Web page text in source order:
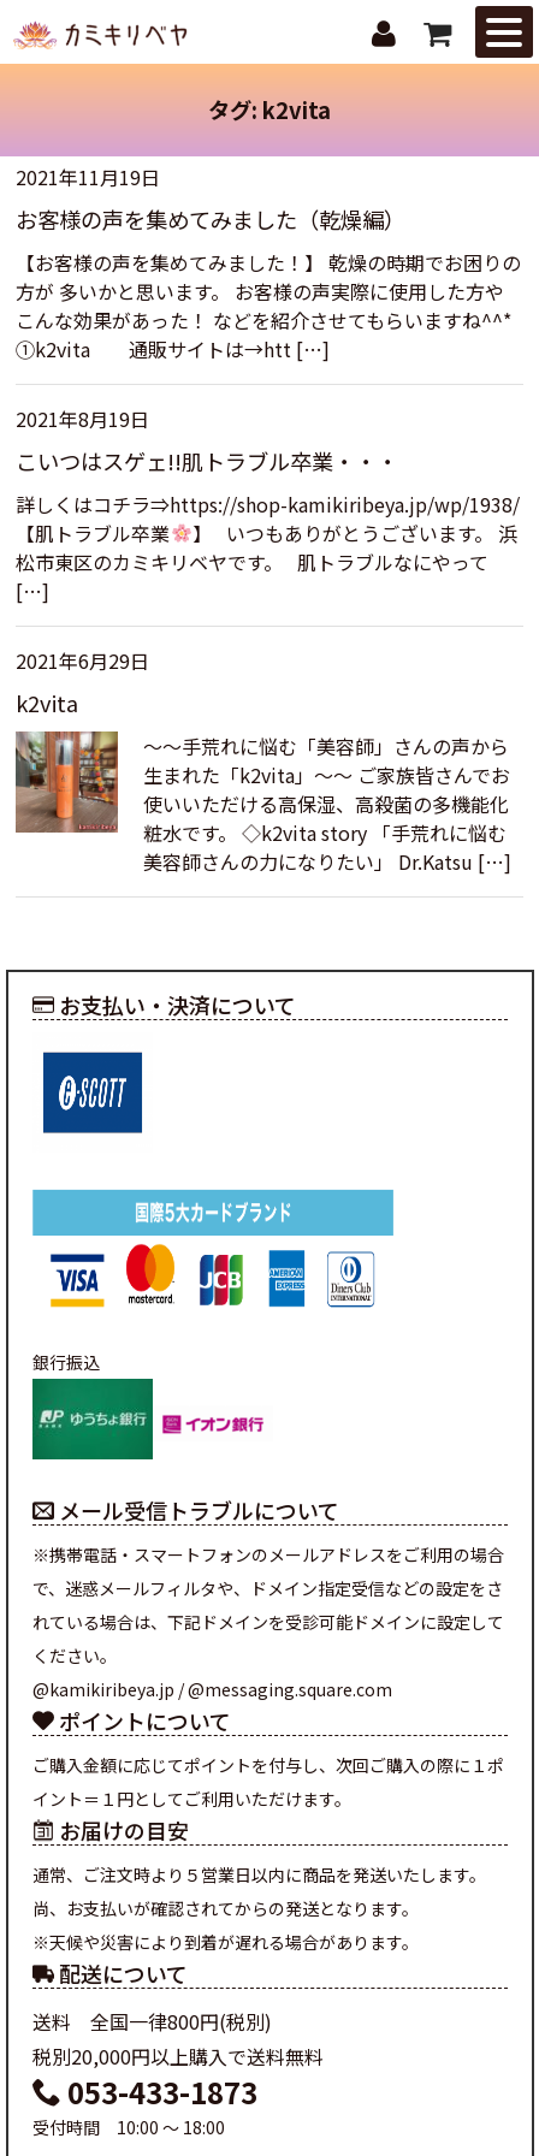
はじめての
トピックス
ご注文ガイ
ド
タグ: k2vita
2021年11月19日
お客様の声を集めてみました（乾燥編）
【お客様の声を集めてみました！】 乾燥の時期でお困りの
方が 多いかと思います。 お客様の声実際に使用した方や
こんな効果があった！ などを紹介させてもらいますね^^*
①k2vita 通販サイトは→htt […]
2021年8月19日
こいつはスゲェ!!肌トラブル卒業・・・
詳しくはコチラ⇒https://shop-kamikiribeya.jp/wp/1938/
【肌トラブル卒業
】 いつもありがとうございます。 浜
松市東区のカミキリベヤです。 肌トラブルなにやって
[…]
2021年6月29日
k2vita
～～手荒れに悩む「美容師」さんの声から
生まれた「k2vita」～～ ご家族皆さんでお
使いいただける高保湿、高殺菌の多機能化
粧水です。 ◇k2vita story 「手荒れに悩む
美容師さんの力になりたい」 Dr.Katsu […]
お支払い・決済について
銀行振込
メール受信トラブルについて
※携帯電話・スマートフォンのメールアドレスをご利用の場合
で、迷惑メールフィルタや、ドメイン指定受信などの設定をさ
れている場合は、下記ドメインを受診可能ドメインに設定して
ください。
@kamikiribeya.jp / @messaging.square.com
ポイントについて
ご購入金額に応じてポイントを付与し、次回ご購入の際に１ポ
イント＝１円としてご利用いただけます。
お届けの目安
通常、ご注文時より５営業日以内に商品を発送いたします。
尚、お支払いが確認されてからの発送となります。
※天候や災害により到着が遅れる場合があります。
配送について
送料 全国一律800円(税別)
税別20,000円以上購入で送料無料
053-433-1873
受付時間 10:00 ～ 18:00